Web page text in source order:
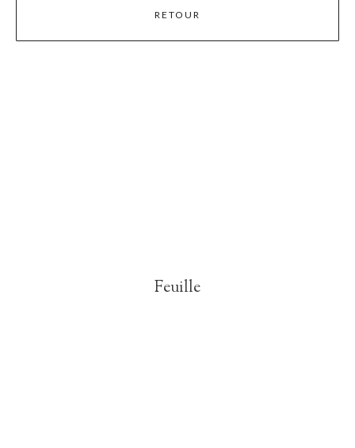
Regularly apply mineral oil to protect.
RETOUR
Feuille